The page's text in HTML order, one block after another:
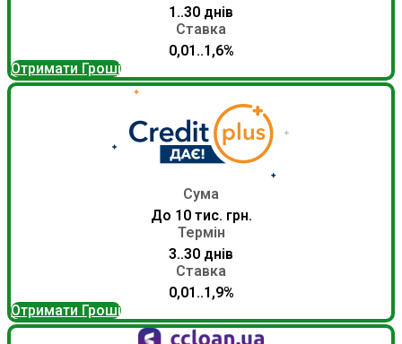
1..30 днів
Ставка
0,01..1,6%
Отримати Гроші
Сума
До 10 тис. грн.
Термін
3..30 днів
Ставка
0,01..1,9%
Отримати Гроші